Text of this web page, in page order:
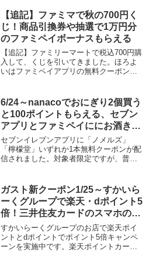
【追記】ファミマで秋の700円く
じ！商品引換券や抽選で1万円分
のファミペイボーナスもらえる
【追記】ファミリーマートで税込700円購
入して、くじを引いてきました。ほろよ
いはファミペイアプリの無料クーポン、
ンクでくじ引かせてもらったらマッチの
無料引換券をゲット!...
6/24～nanacoでおにぎり2個買う
と100ポイントもらえる、セブン
アプリとファミペイににお酒きて
るかも？
セブンイレブンアプリに「ノメルズ」
「檸檬堂」いずれか1本無料クーポンが配
信されました。対象者限定ですが、普段
商品の「ノメルズ」ありましたけどあっ
という間になくなってしまっ...
ガスト新クーポン1/25～すかいら
ーくグループで楽天・dポイント5
倍！三井住友カードのスマホのタ
ッチ決済でVポイントもれなく
10％還元！
すかいらーくグループのお店で楽天ポイ
ントとdポイントでポイント5倍キャンペ
ーンを実施中です。楽天ポイントカード